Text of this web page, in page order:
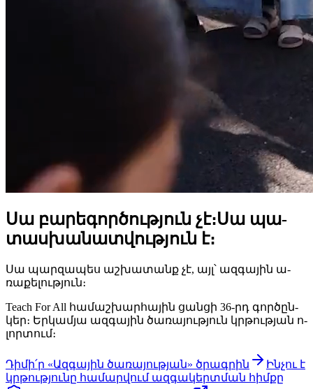
Սա բա­րե­գոր­ծութ­յուն չէ։Սա պա­
տաս­խա­նատ­վութ­յուն է։
Սա պար­զա­պես աշ­խա­տանք չէ, այլ՝ ազ­գա­յին ա­
ռա­քե­լութ­յուն։
Teach For All հա­մաշ­խար­հա­յին ցան­ցի 36-րդ գոր­ծըն­
կեր։ Եր­կամ­յա ազ­գա­յին ծա­ռա­յութ­յուն կրթութ­յան ո­
լոր­տում։
Դի­մի՛ր «Ազ­գա­յին ծա­ռա­յութ­յան» ծրագ­րին
Ին­չու է
կրթութ­յու­նը հա­մար­վում ազ­գա­կերտ­ման հիմ­քը